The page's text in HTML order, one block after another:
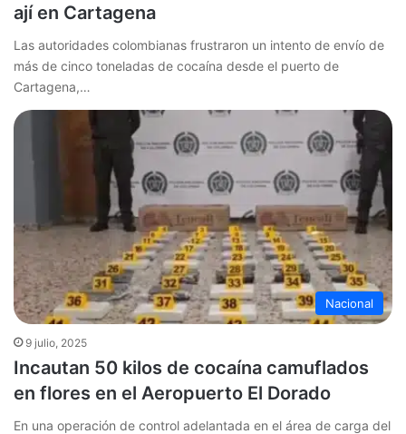
ají en Cartagena
Las autoridades colombianas frustraron un intento de envío de
más de cinco toneladas de cocaína desde el puerto de
Cartagena,…
Nacional
9 julio, 2025
Incautan 50 kilos de cocaína camuflados
en flores en el Aeropuerto El Dorado
En una operación de control adelantada en el área de carga del